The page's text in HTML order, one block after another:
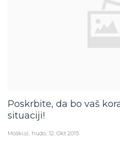
Poskrbite, da bo vaš
situaciji!
Moški.si hudo 12. Okt 2015